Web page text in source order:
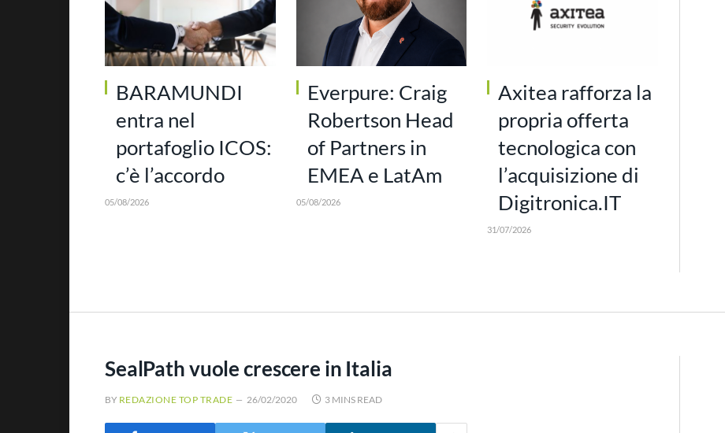
BARAMUNDI
entra nel
portafoglio ICOS:
c’è l’accordo
05/08/2026
Everpure: Craig
Robertson Head
of Partners in
EMEA e LatAm
05/08/2026
Axitea rafforza la
propria offerta
tecnologica con
l’acquisizione di
Digitronica.IT
31/07/2026
SealPath vuole crescere in Italia
BY REDAZIONE TOP TRADE 26/02/2020 3 MINS READ